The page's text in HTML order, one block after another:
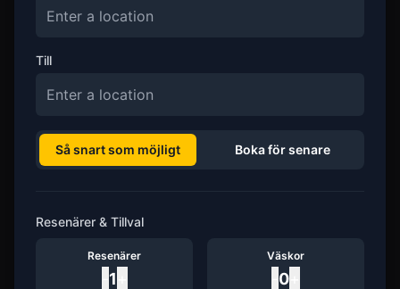
Till
Så snart som möjligt Boka för senare
Resenärer & Tillval
Resenärer
1
Väskor
0